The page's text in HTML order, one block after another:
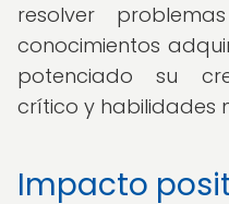
resolver
conocimientos
potenciado su
crítico y habilidades
Impacto